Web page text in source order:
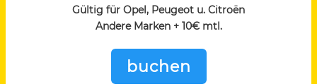
Gültig für Opel, Peugeot u. Citroën
Andere Marken + 10€ mtl.
buchen